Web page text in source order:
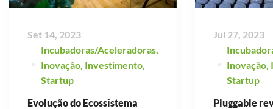
Set 14, 2023
Incubadoras/Aceleradoras
Inovação Investimento
Startup
Evolução do Ecossistema
Jul 27, 2023
Inovação
Startup
Pluggable